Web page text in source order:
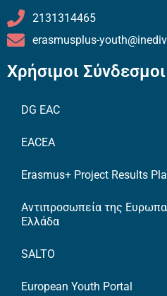
2131314465
erasmusplus-
Χρήσιμοι Σύνδεσμοι
DG EAC
EACEA
Erasmus+ Project Results
Αντιπροσωπεία της
Ελλάδα
SALTO
European Youth Portal